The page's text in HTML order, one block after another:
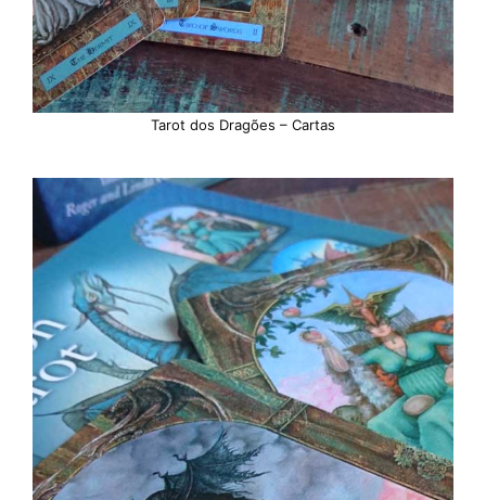
Tarot dos Dragões – Cartas